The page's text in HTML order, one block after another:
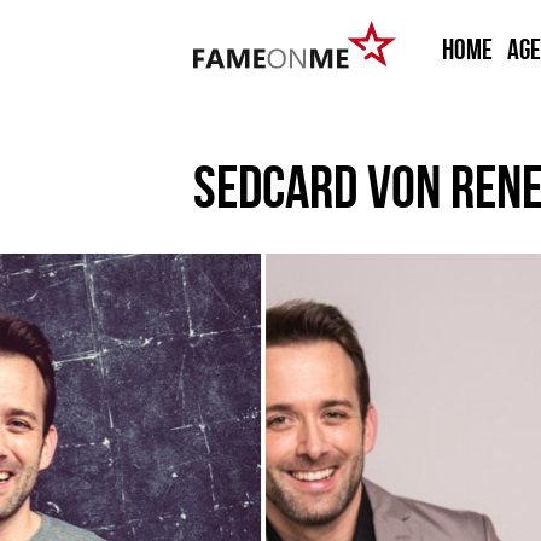
HOME
SEDCARD VON